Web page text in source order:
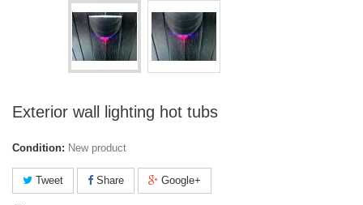
Exterior wall lighting hot tubs
Condition: New product
Tweet Share Google+